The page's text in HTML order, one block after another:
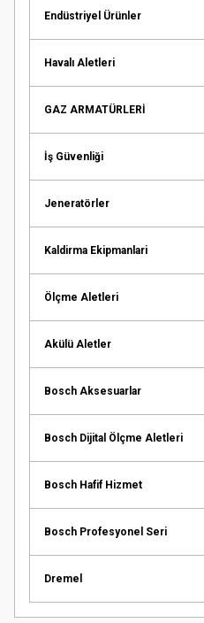
Endüstriyel Ürünler
Havalı Aletleri
GAZ ARMATÜRLERİ
İş Güvenliği
Jeneratörler
Kaldirma Ekipmanlari
Ölçme Aletleri
Akülü Aletler
Bosch Aksesuarlar
Bosch Dijital Ölçme Aletleri
Bosch Hafif Hizmet
Bosch Profesyonel Seri
Dremel